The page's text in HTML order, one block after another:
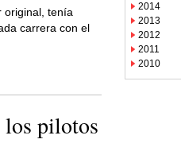
original, tenía
carrera con el
los pilotos
2014
2013
2012
2011
2010